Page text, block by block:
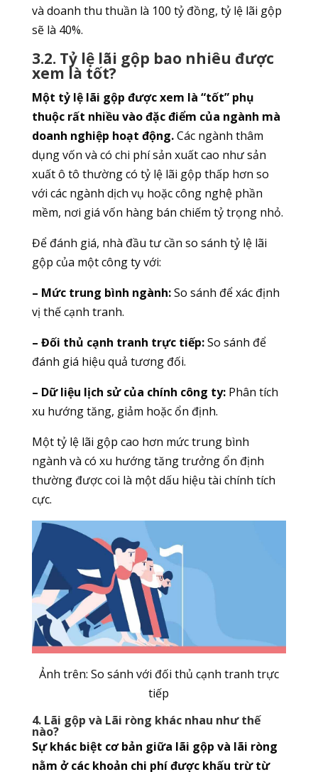
và doanh thu thuần là 100 tỷ đồng, tỷ lệ lãi gộp
sẽ là 40%.
3.2. Tỷ lệ lãi gộp bao nhiêu được
xem là tốt?
Một tỷ lệ lãi gộp được xem là “tốt” phụ
thuộc rất nhiều vào đặc điểm của ngành mà
doanh nghiệp hoạt động.Các ngành thâm
dụng vốn và có chi phí sản xuất cao như sản
xuất ô tô thường có tỷ lệ lãi gộp thấp hơn so
với các ngành dịch vụ hoặc công nghệ phần
mềm, nơi giá vốn hàng bán chiếm tỷ trọng nhỏ.
Để đánh giá, nhà đầu tư cần so sánh tỷ lệ lãi
gộp của một công ty với:
– Mức trung bình ngành:So sánh để xác định
vị thế cạnh tranh.
– Đối thủ cạnh tranh trực tiếp:So sánh để
đánh giá hiệu quả tương đối.
– Dữ liệu lịch sử của chính công ty:Phân tích
xu hướng tăng, giảm hoặc ổn định.
Một tỷ lệ lãi gộp cao hơn mức trung bình
ngành và có xu hướng tăng trưởng ổn định
thường được coi là một dấu hiệu tài chính tích
cực.
Ảnh trên: So sánh với đối thủ cạnh tranh trực
tiếp
4. Lãi gộp và Lãi ròng khác nhau như thế
nào?
Sự khác biệt cơ bản giữa lãi gộp và lãi ròng
nằm ở các khoản chi phí được khấu trừ từ